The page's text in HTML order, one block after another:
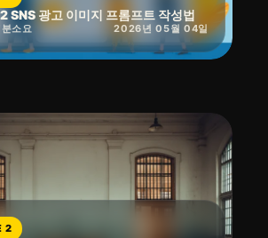
SNS 광고 이미지 프롬프트 작성법
분소요 2026년 05월 04일
2